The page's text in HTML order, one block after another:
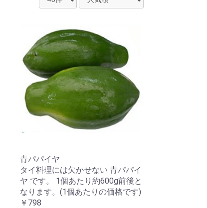
青パパイヤ
タイ料理には欠かせない 青パパイ
ヤ です。 1個あたり約600g前後と
なります。(1個あたりの価格です)
￥798